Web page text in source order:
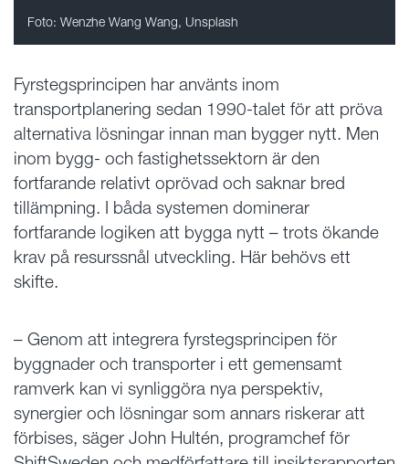
Foto: Wenzhe Wang Wang, Unsplash
Fyrstegsprincipen har använts inom
transportplanering sedan 1990-talet för att pröva
alternativa lösningar innan man bygger nytt. Men
inom bygg- och fastighetssektorn är den
fortfarande relativt oprövad och saknar bred
tillämpning. I båda systemen dominerar
fortfarande logiken att bygga nytt – trots ökande
krav på resurssnål utveckling. Här behövs ett
skifte.
– Genom att integrera fyrstegsprincipen för
byggnader och transporter i ett gemensamt
ramverk kan vi synliggöra nya perspektiv,
synergier och lösningar som annars riskerar att
förbises, säger John Hultén, programchef för